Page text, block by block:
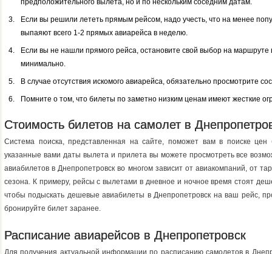
предположительного вылета, но и по нескольким соседним датам.
Если вы решили лететь прямым рейсом, надо учесть, что на менее
выпаяют всего 1-2 прямых авиарейса в неделю.
Если вы не нашли прямого рейса, остановите свой выбор на
минимально.
В случае отсутствия искомого авиарейса, обязательно просмотрите
Помните о том, что билеты по заметно низким ценам имеют жесткие
Стоимость билетов на самолет в
Система поиска, представленная на сайте, поможет вам в поиске
указанные вами даты вылета и прилета вы можете просмотреть все
авиабилетов в Днепропетровск во многом зависит от авиакомпаний, от
сезона. К примеру, рейсы с вылетами в дневное и ночное время стоят
чтобы подыскать дешевые авиабилеты в Днепропетровск на ваш рейс,
бронируйте билет заранее.
Расписание авиарейсов в Днепропетровск
Для получения актуальной информации по расписанию самолетов в